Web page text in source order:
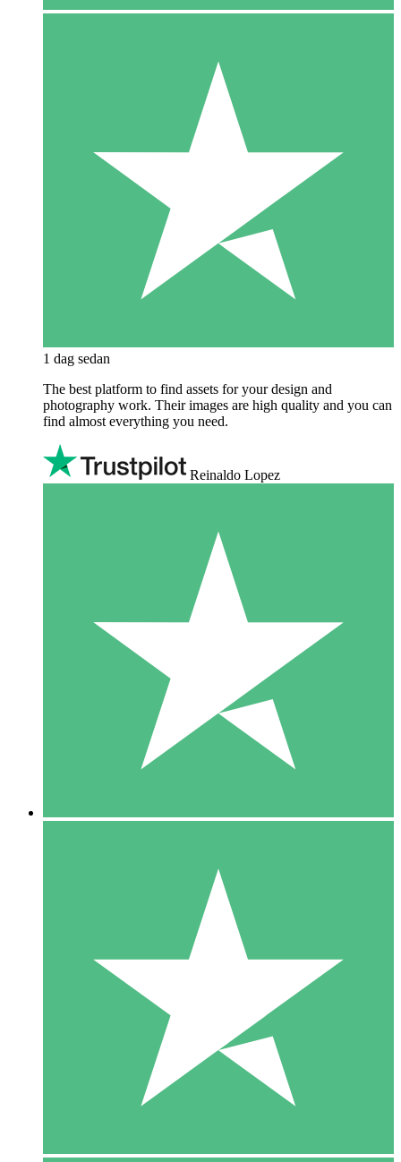
1 dag sedan
The best platform to find assets for your design and
photography work. Their images are high quality and you can
find almost everything you need.
Reinaldo Lopez